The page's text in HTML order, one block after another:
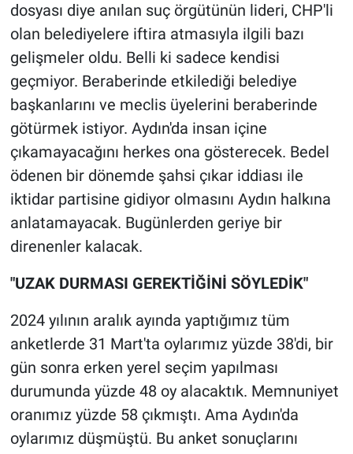
dosyası diye anılan suç örgütünün lideri, CHP'li
olan belediyelere iftira atmasıyla ilgili bazı
gelişmeler oldu. Belli ki sadece kendisi
geçmiyor. Beraberinde etkilediği belediye
başkanlarını ve meclis üyelerini beraberinde
götürmek istiyor. Aydın'da insan içine
çıkamayacağını herkes ona gösterecek. Bedel
ödenen bir dönemde şahsi çıkar iddiası ile
iktidar partisine gidiyor olmasını Aydın halkına
anlatamayacak. Bugünlerden geriye bir
direnenler kalacak.
"UZAK DURMASI GEREKTİĞİNİ SÖYLEDİK"
2024 yılının aralık ayında yaptığımız tüm
anketlerde 31 Mart'ta oylarımız yüzde 38'di, bir
gün sonra erken yerel seçim yapılması
durumunda yüzde 48 oy alacaktık. Memnuniyet
oranımız yüzde 58 çıkmıştı. Ama Aydın'da
oylarımız düşmüştü. Bu anket sonuçlarını